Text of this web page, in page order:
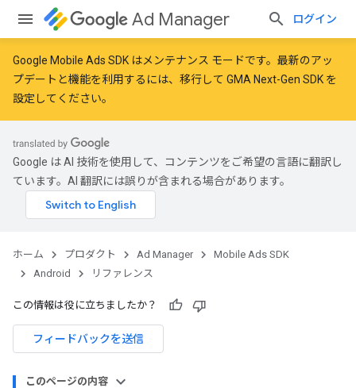
Ad Manager ログイン
Google Mobile Ads SDK はメンテナンス モードです。最新のアッ
プデートと機能を利用するには、 移行して GMA Next-Gen SDK を
設定 してください。
Google は AI 技術を使用して、コンテンツをご希望の言語に翻訳し
ています。AI 翻訳には誤りが含まれる場合があります。
ホーム プロダクト Ad Manager
Mobile Ads SDK
Android
リファレンス
この情報は役に立ちましたか？
フィードバックを送信
このページの内容